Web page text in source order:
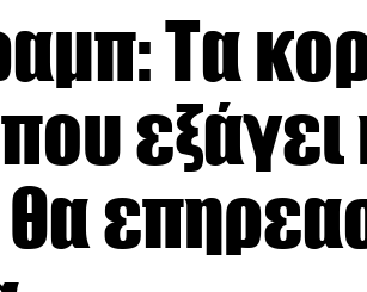
Τα
εξάγει